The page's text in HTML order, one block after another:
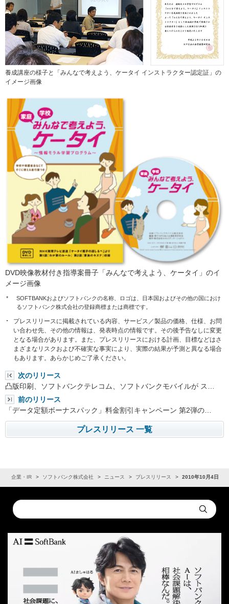
養成講座の様子と「みんなで考えよう、ケータイ インストラクター認定証」の
イメージ画像
DVD映像教材付き指導案冊子「みんなで考えよう、ケータイ」のイ
メージ画像
*
SOFTBANKおよびソフトバンクの名称、ロゴは、日本国およびその他の国におけ
るソフトバンク株式会社の登録商標または商標です。
プレスリリースに掲載されている内容、サービス／製品の価格、仕様、お問
い合わせ先、その他の情報は、発表時点の情報です。その後予告なしに変更
となる場合があります。また、プレスリリースにおける計画、目標などはさ
まざまなリスクおよび不確実な事実により、実際の結果が予測と異なる場合
もあります。あらかじめご了承ください。
次のリリース
凸版印刷、ソフトバンクテレコム、ソフトバンクモバイルが ス…
前のリリース
「データ定額ボーナスパック」料金割引キャンペーン 第2弾の…
プレスリリース 一覧
企業・IR ソフトバンク株式会社 ニュース プレスリリース 2010年10月4日
Conduct
a
Submit